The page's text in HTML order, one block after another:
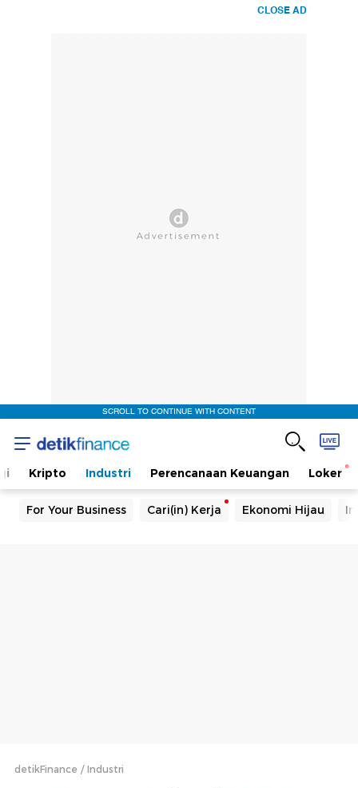
CLOSE AD
SCROLL TO CONTINUE WITH CONTENT
Kripto Industri Perencanaan Keuangan Loker
For Your Business Cari(in) Kerja Ekonomi Hijau
detikFinance Industri